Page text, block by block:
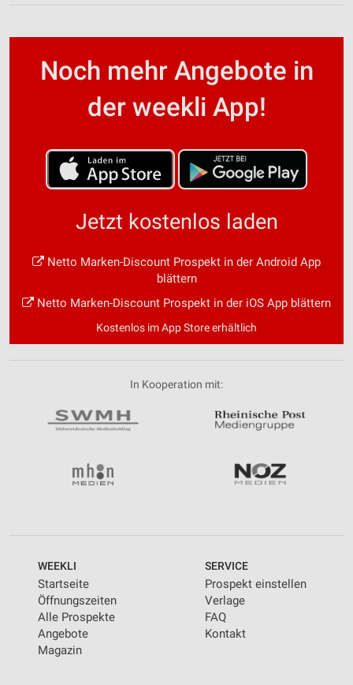
Noch mehr Angebote in
der weekli App!
Jetzt kostenlos laden
Netto Marken-Discount Prospekt in der Android App
blättern
Netto Marken-Discount Prospekt in der iOS App blättern
Kostenlos im App Store erhältlich
In Kooperation mit:
WEEKLI
Startseite
Öffnungszeiten
Alle Prospekte
Angebote
Magazin
SERVICE
Prospekt einstellen
Verlage
FAQ
Kontakt